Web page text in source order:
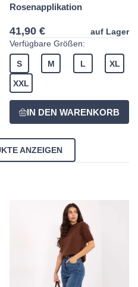
Rosenapplikation
41,90 €
auf Lager
Verfügbare Größen:
S M L XL
XXL
ANZEIGEN